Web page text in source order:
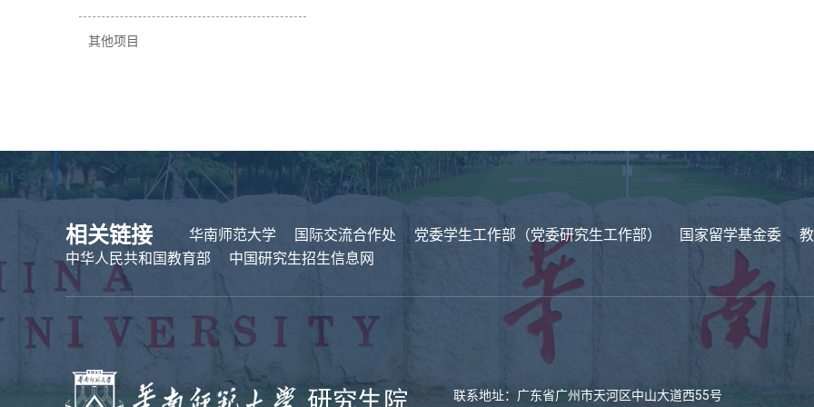
其他项目
相关链接 华南师范大学 国际交流合作处 党委学生工作部（党委研究生工作部） 国家留学基金委
中华人民共和国教育部
中国研究生招生信息网
联系地址：广东省广州市天河区中山大道西55号